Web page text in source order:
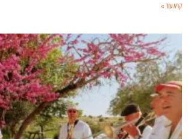
קרא עוד »